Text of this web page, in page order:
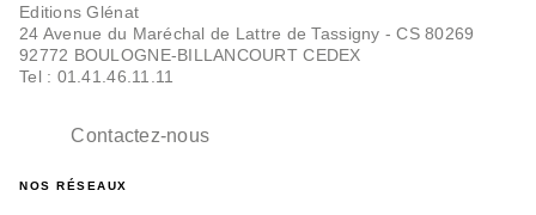
Editions Glénat
24 Avenue du Maréchal de Lattre de Tassigny - CS 80269
92772 BOULOGNE-BILLANCOURT CEDEX
Tel : 01.41.46.11.11
Contactez-nous
NOS RÉSEAUX